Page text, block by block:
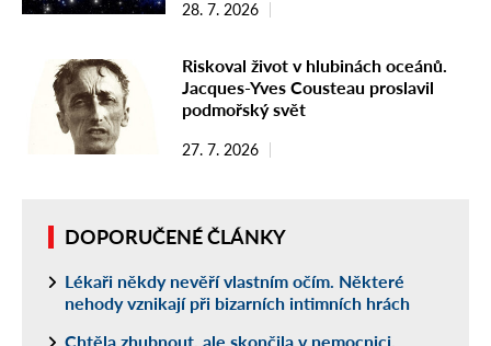
28. 7. 2026
Riskoval život v hlubinách oceánů.
Jacques-Yves Cousteau proslavil
podmořský svět
27. 7. 2026
DOPORUČENÉ ČLÁNKY
Lékaři někdy nevěří vlastním očím. Některé
nehody vznikají při bizarních intimních hrách
Chtěla zhubnout, ale skončila v nemocnici.